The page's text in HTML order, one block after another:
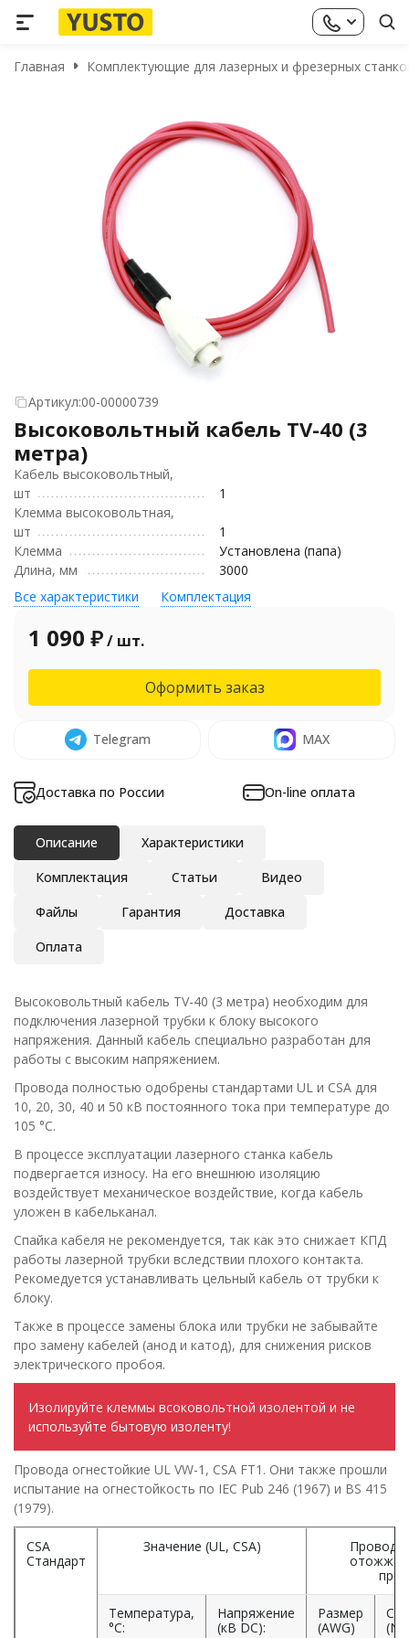
Главная Комплектующие для лазерных и фрезерных
Артикул:00-00000739
Высоковольтный кабель TV-40 (3
метра)
Кабель высоковольтный,
шт
1
Клемма высоковольтная,
шт
1
Клемма
Установлена (папа)
Длина, мм
3000
Все характеристики
Комплектация
1 090 ₽/ шт.
Оформить заказ
Telegram MAX
Доставка по России On-line оплата
Описание
Характеристики
Комплектация
Статьи
Видео
Файлы
Гарантия
Доставка
Оплата
Высоковольтный кабель TV-40 (3 метра) необходим для
подключения лазерной трубки к блоку высокого
напряжения. Данный кабель специально разработан для
работы с высоким напряжением.
Провода полностью одобрены стандартами UL и CSA для
10, 20, 30, 40 и 50 кВ постоянного тока при температуре до
105 °С.
В процессе эксплуатации лазерного станка кабель
подвергается износу. На его внешнюю изоляцию
воздействует механическое воздействие, когда кабель
уложен в кабельканал.
Спайка кабеля не рекомендуется, так как это снижает КПД
работы лазерной трубки вследствии плохого контакта.
Рекомедуется устанавливать цельный кабель от трубки к
блоку.
Также в процессе замены блока или трубки не забывайте
про замену кабелей (анод и катод), для снижения рисков
электрического пробоя.
Изолируйте клеммы всоковольтной изолентой и не
используйте бытовую изоленту!
Провода огнестойкие UL VW-1, CSA FT1. Они также прошли
испытание на огнестойкость по IEC Pub 246 (1967) и BS 415
(1979).
CSA
Стандарт
Значение (UL, CSA)
Температура,
°С:
Напряжение
(кВ DC):
Размер
(AWG)
(N/